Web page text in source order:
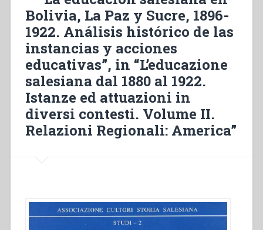
Bolivia, La Paz y Sucre, 1896-
1922. Análisis histórico de las
instancias y acciones
educativas”, in “L’educazione
salesiana dal 1880 al 1922.
Istanze ed attuazioni in
diversi contesti. Volume II.
Relazioni Regionali: America”